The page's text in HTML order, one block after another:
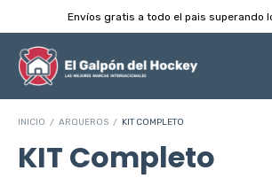
Despachamos dentro de las
INICIO / ARQUEROS / KIT COMPLETO
KIT Completo